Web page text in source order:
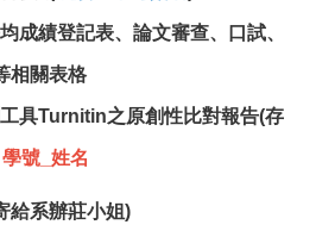
成績登記表、論文審查、口試、
相關表格
具Turnitin之原創性比對報告(存
號_姓名
給系辦莊小姐)